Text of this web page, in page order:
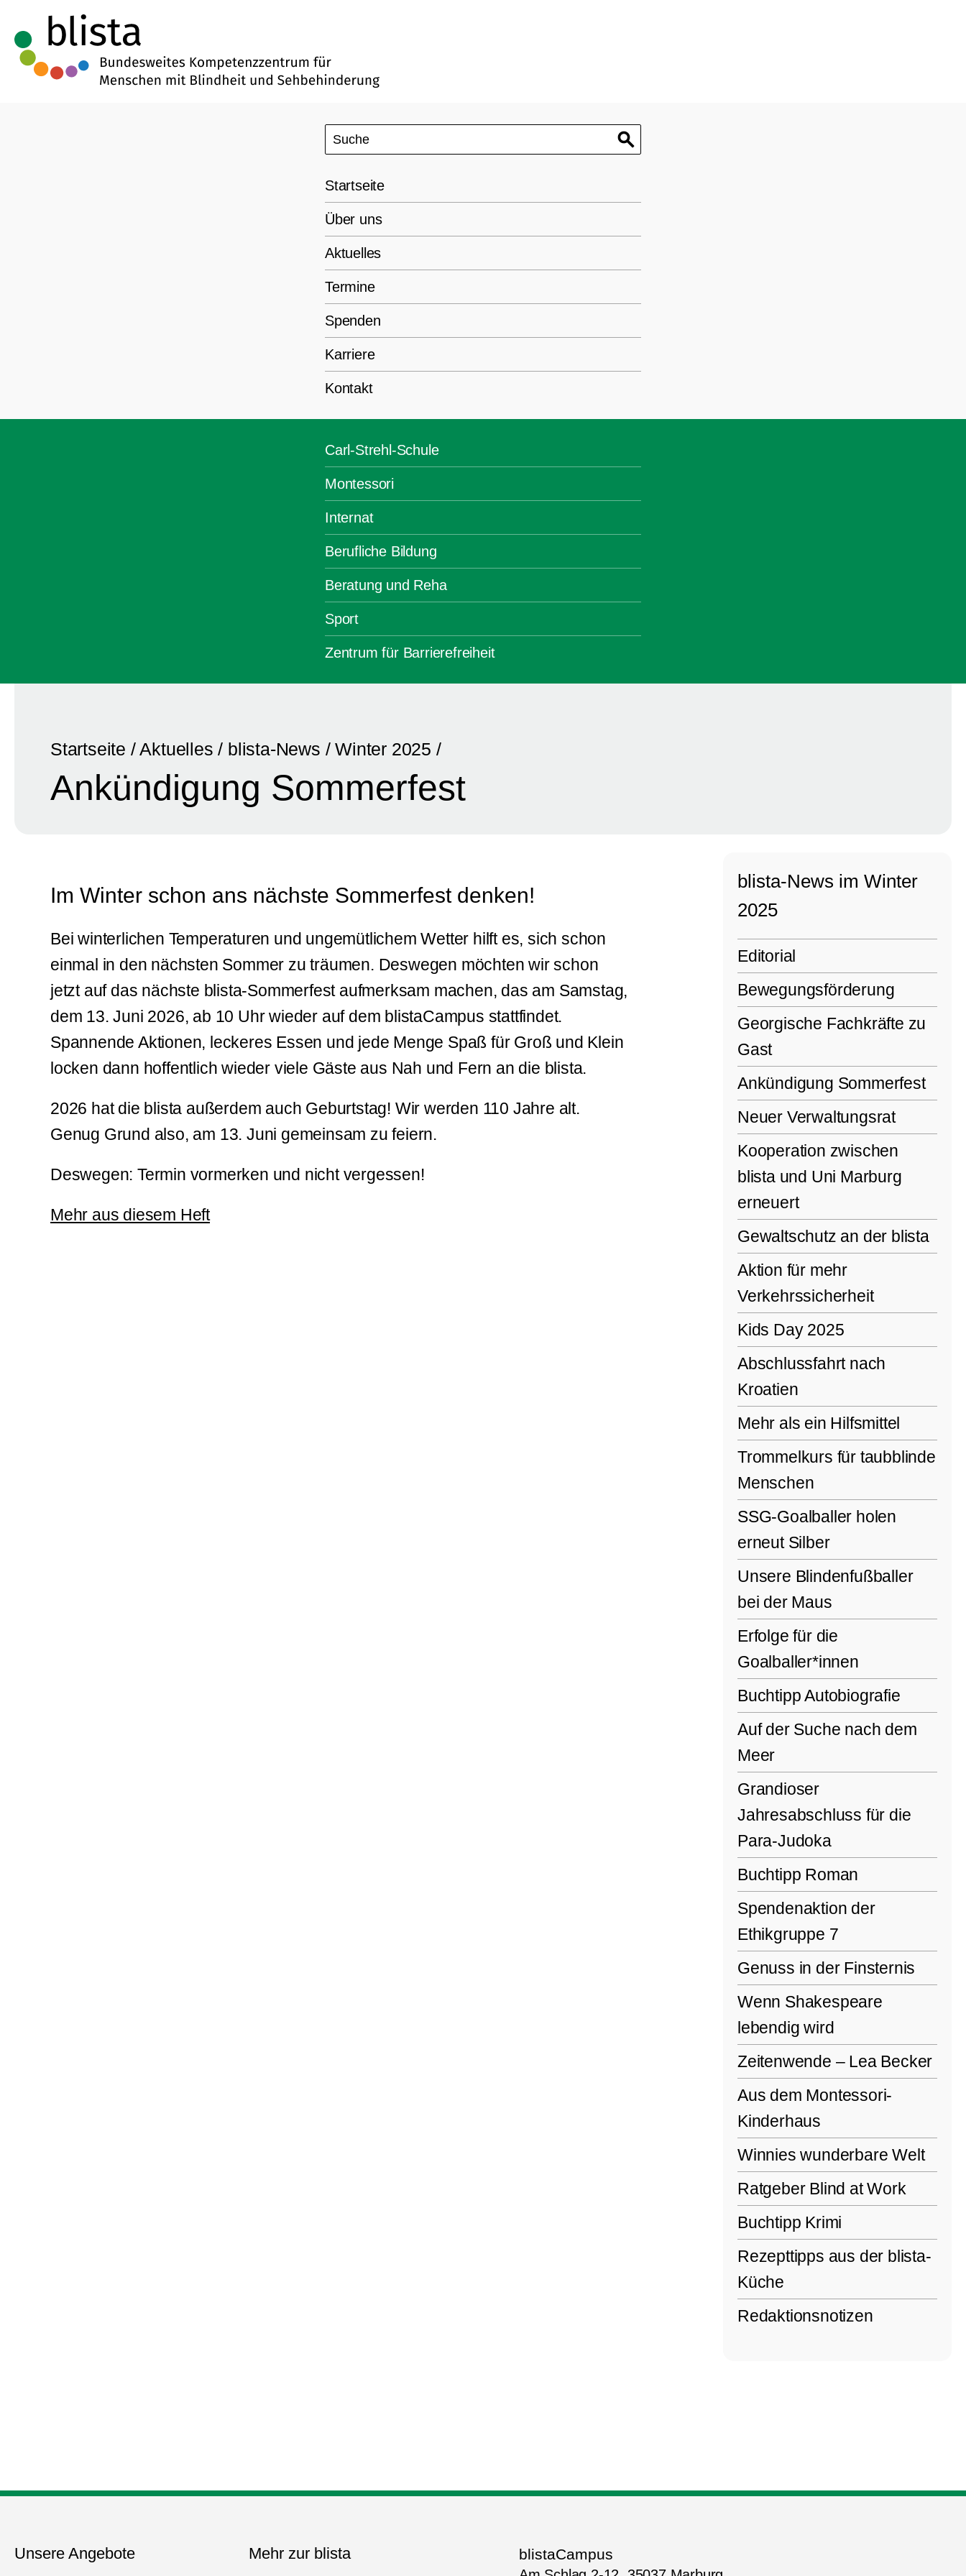
Startseite
Über uns
Aktuelles
Termine
Spenden
Karriere
Kontakt
Carl-Strehl-Schule
Montessori
Internat
Berufliche Bildung
Beratung und Reha
Sport
Zentrum für Barrierefreiheit
Startseite /Aktuelles / blista-News /Winter 2025 /
Ankündigung Sommerfest
Im Winter schon ans nächste Sommerfest denken!
Bei winterlichen Temperaturen und ungemütlichem Wetter hilft es, sich schon
einmal in den nächsten Sommer zu träumen. Deswegen möchten wir schon
jetzt auf das nächste blista-Sommerfest aufmerksam machen, das am Samstag,
dem 13. Juni 2026, ab 10 Uhr wieder auf dem blistaCampus stattfindet.
Spannende Aktionen, leckeres Essen und jede Menge Spaß für Groß und Klein
locken dann hoffentlich wieder viele Gäste aus Nah und Fern an die blista.
2026 hat die blista außerdem auch Geburtstag! Wir werden 110 Jahre alt.
Genug Grund also, am 13. Juni gemeinsam zu feiern.
Deswegen: Termin vormerken und nicht vergessen!
Mehr aus diesem Heft
blista-News im Winter
2025
Editorial
Bewegungsförderung
Georgische Fachkräfte zu
Gast
Ankündigung Sommerfest
Neuer Verwaltungsrat
Kooperation zwischen
blista und Uni Marburg
erneuert
Gewaltschutz an der blista
Aktion für mehr
Verkehrssicherheit
Kids Day 2025
Abschlussfahrt nach
Kroatien
Mehr als ein Hilfsmittel
Trommelkurs für taubblinde
Menschen
SSG-Goalballer holen
erneut Silber
Unsere Blindenfußballer
bei der Maus
Erfolge für die
Goalballer*innen
Buchtipp ​Autobiografie
Auf der Suche nach dem
Meer
Grandioser
Jahresabschluss für die
Para-Judoka
Buchtipp Roman
Spendenaktion der
Ethikgruppe 7
Genuss in der Finsternis
Wenn Shakespeare
lebendig wird
Zeitenwende – Lea Becker
Aus dem Montessori-
Kinderhaus
Winnies wunderbare Welt
Ratgeber Blind at Work
Buchtipp Krimi
Rezepttipps aus der blista-
Küche
Redaktionsnotizen
Unsere Angebote Mehr zur blista blistaCampus